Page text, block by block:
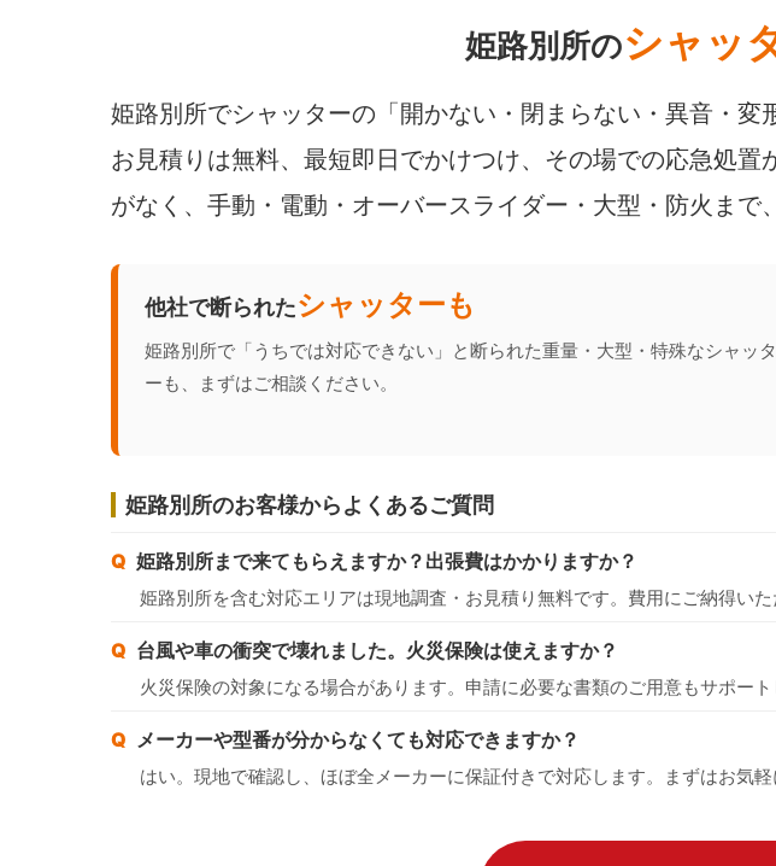
姫路別所のシャッ
姫路別所でシャッターの「開かない・閉まらない・異音・
お見積りは無料、最短即日でかけつけ、その場での応急処
がなく、手動・電動・オーバースライダー・大型・防火まで
他社で断られたシャッターも
姫路別所で「うちでは対応できない」と断られた重量・大型・特殊なシャッタ
ーも、まずはご相談ください。
姫路別所のお客様からよくあるご質問
姫路別所まで来てもらえますか？出張費はかかりますか？
姫路別所を含む対応エリアは現地調査・お見積り無料です。費用にご納得い
台風や車の衝突で壊れました。火災保険は使えますか？
火災保険の対象になる場合があります。申請に必要な書類のご用意もサポー
メーカーや型番が分からなくても対応できますか？
はい。現地で確認し、ほぼ全メーカーに保証付きで対応します。まずはお気軽